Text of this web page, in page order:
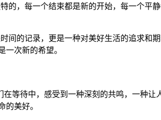
的，每一个结束都是新的开始，每一个平
间的记录，更是一种对美好生活的追求和
次新的希望。
等待中，感受到一种深刻的共鸣，一种让
的美好。